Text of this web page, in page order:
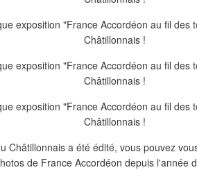
Châtillonnais a été édité, vous pouvez
de France Accordéon depuis l'année